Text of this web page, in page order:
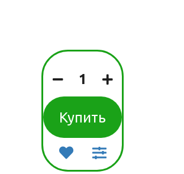
Товары для
детской гигиены
Товары для
Купить